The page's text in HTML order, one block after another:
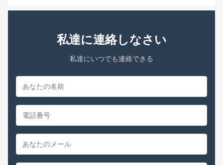
私達に連絡しなさい
私達にいつでも連絡できる